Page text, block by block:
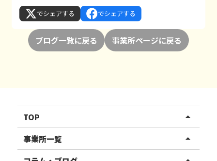
でシェアする でシェアする
ブログ一覧に戻る 事業所ページに戻る
TOP arrow_drop_up
リハスワーク
リハスファーム
事業所一覧 arrow_drop_up